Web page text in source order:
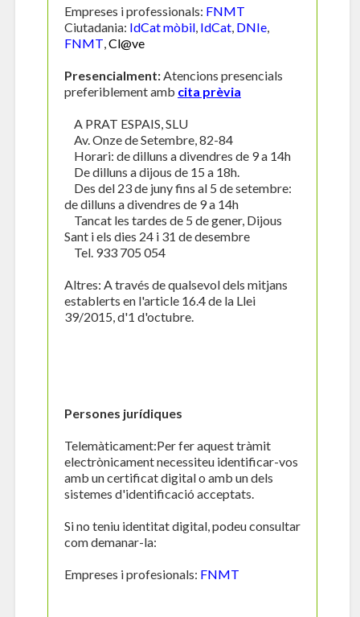
Empreses i professionals: FNMT
Ciutadania: IdCat mòbil IdCat DNIe
FNMT Cl@ve
Presencialment: Atencions presencials
preferiblement amb cita prèvia
A PRAT ESPAIS, SLU
Av. Onze de Setembre, 82-84
Horari: de dilluns a divendres de 9 a 14h
De dilluns a dijous de 15 a 18h.
Des del 23 de juny fins al 5 de setembre:
de dilluns a divendres de 9 a 14h
Tancat les tardes de 5 de gener, Dijous
Sant i els dies 24 i 31 de desembre
Tel. 933 705 054
Altres: A través de qualsevol dels mitjans
establerts en l'article 16.4 de la Llei
39/2015, d'1 d'octubre.
Persones jurídiques
Telemàticament:Per fer aquest tràmit
electrònicament necessiteu identificar-vos
amb un certificat digital o amb un dels
sistemes d'identificació acceptats.
Si no teniu identitat digital, podeu consultar
com demanar-la:
Empreses i profesionals: FNMT